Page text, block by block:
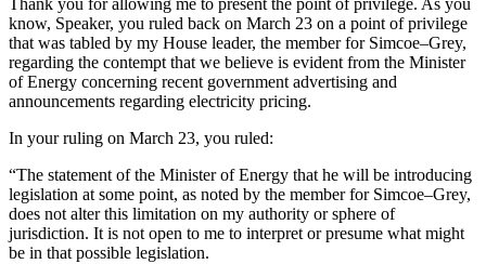
Thank you for allowing me to present the point of privilege. As you
know, Speaker, you ruled back on March 23 on a point of privilege
that was tabled by my House leader, the member for Simcoe–Grey,
regarding the contempt that we believe is evident from the Minister
of Energy concerning recent government advertising and
announcements regarding electricity pricing.
In your ruling on March 23, you ruled:
“The statement of the Minister of Energy that he will be introducing
legislation at some point, as noted by the member for Simcoe–Grey,
does not alter this limitation on my authority or sphere of
jurisdiction. It is not open to me to interpret or presume what might
be in that possible legislation.